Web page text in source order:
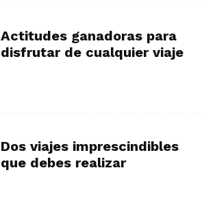
Actitudes ganadoras para
disfrutar de cualquier viaje
Dos viajes imprescindibles
que debes realizar